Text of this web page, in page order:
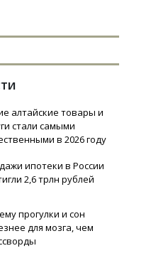
алтайские товары и
стали самыми
в 2026 году
ипотеки в России
2,6 трлн рублей
прогулки и сон
для мозга, чем